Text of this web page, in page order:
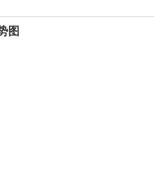
图